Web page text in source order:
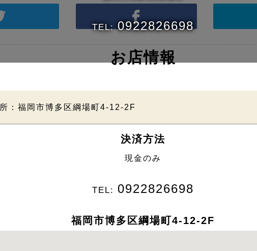
TEL:0922826698
お店情報
：福岡市博多区綱場町4-12-2F
決済方法
現金のみ
TEL: 0922826698
福岡市博多区綱場町4-12-2F